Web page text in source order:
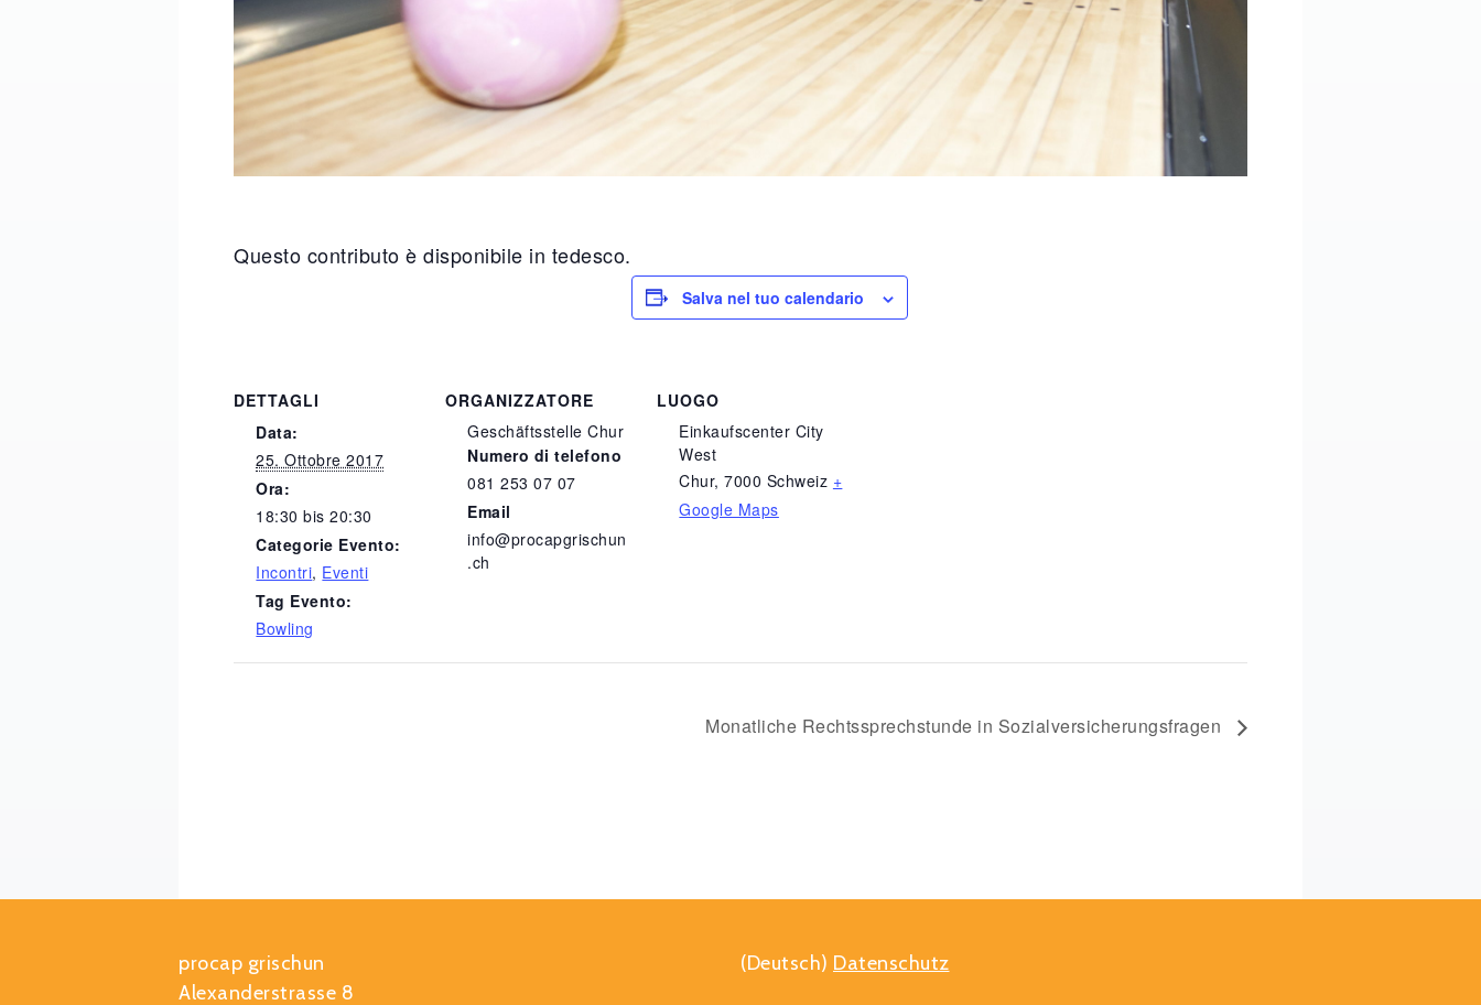
Questo contributo è disponibile in tedesco.
Salva nel tuo calendario
DETTAGLI
Data:
25. Ottobre 2017
Ora:
18:30 bis 20:30
Categorie Evento:
Incontri, Eventi
Tag Evento:
Bowling
ORGANIZZATORE
Geschäftsstelle Chur
Numero di telefono
081 253 07 07
Email
info@procapgrischun
.ch
LUOGO
Einkaufscenter City
West
Chur, 7000 Schweiz +
Google Maps
Monatliche Rechtssprechstunde in Sozialversicherungsfragen
procap grischun
Alexanderstrasse 8
(Deutsch) Datenschutz